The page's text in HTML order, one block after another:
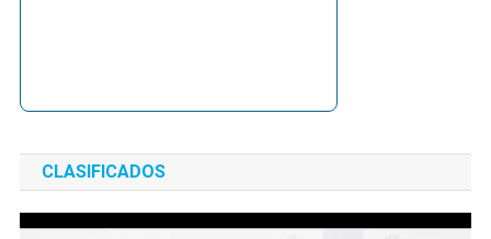
CLASIFICADOS